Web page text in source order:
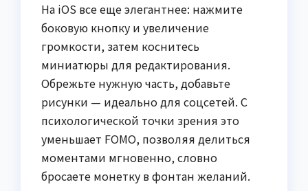
На iOS все еще элегантнее: нажмите
боковую кнопку и увеличение
громкости, затем коснитесь
миниатюры для редактирования.
Обрежьте нужную часть, добавьте
рисунки — идеально для соцсетей. С
психологической точки зрения это
уменьшает FOMO, позволяя делиться
моментами мгновенно, словно
бросаете монетку в фонтан желаний.